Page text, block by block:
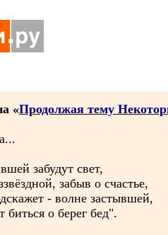
«Продолжая тему
забудут свет,
забыв о счастье,
- волне застывшей,
биться о берег бед".